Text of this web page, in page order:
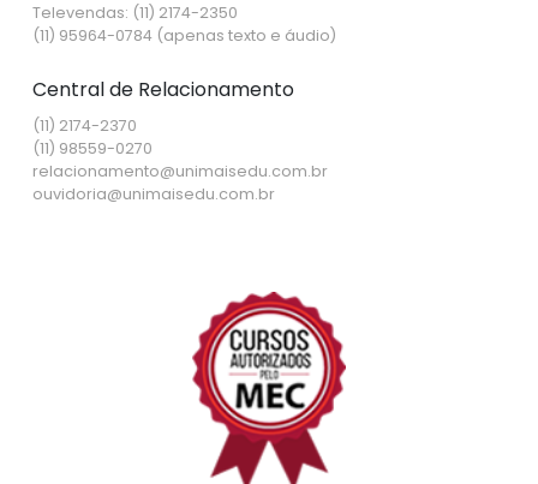
Televendas: (11) 2174-2350
(11) 95964-0784 (apenas texto e áudio)
Central de Relacionamento
(11) 2174-2370
(11) 98559-0270
relacionamento@unimaisedu.com.br
ouvidoria@unimaisedu.com.br